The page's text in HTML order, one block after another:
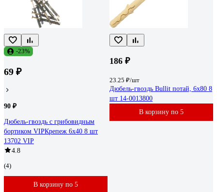
-23%
69 ₽
90 ₽
Дюбель-гвоздь с грибовидным
бортиком VIPКрепеж 6х40 8 шт
13702 VIP
4.8
(4)
В корзину по 5
186 ₽
23.25 ₽/шт
Дюбель-гвоздь Bullit потай, 6x80 8
шт 14-0013800
В корзину по 5